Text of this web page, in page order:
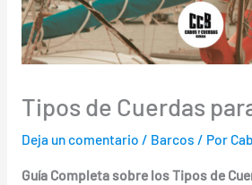
Tipos de Cuerdas
Deja un comentario / Barcos / Por
Guía Completa sobre los Tipos de